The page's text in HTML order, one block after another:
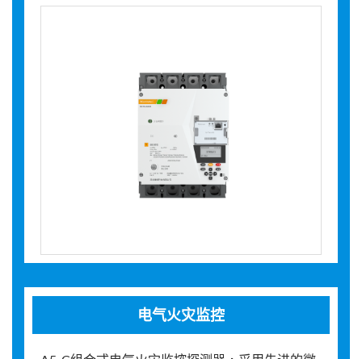
电气火灾监控